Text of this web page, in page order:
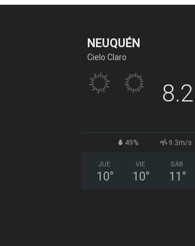
NEUQUÉN
Cielo Claro
8.2
49% 9.3m/s
JUE
10°
VIE
10°
SÁB
11 °